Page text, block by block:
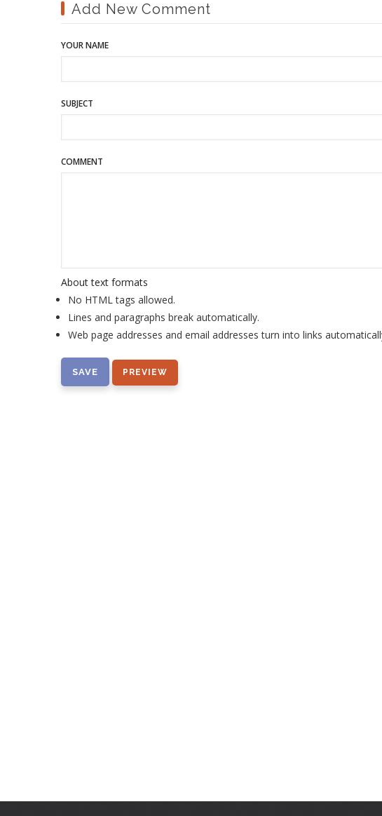
Add New Comment
YOUR NAME
SUBJECT
COMMENT
About text formats
No HTML tags allowed.
Lines and paragraphs break automatically.
Web page addresses and email addresses turn into links